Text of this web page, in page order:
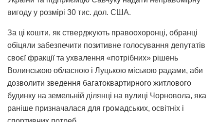
вигоду у розмірі 30 тис. дол. США.
За ці кошти, як стверджують правоохоронці, обранці
обіцяли забезпечити позитивне голосування депутатів
своєї фракції та ухвалення «потрібних» рішень
Волинською обласною і Луцькою міською радами, аби
дозволити зведення багатоквартирного житлового
будинку на земельній ділянці на вулиці Чорновола, яка
раніше призначалася для громадських, освітніх і